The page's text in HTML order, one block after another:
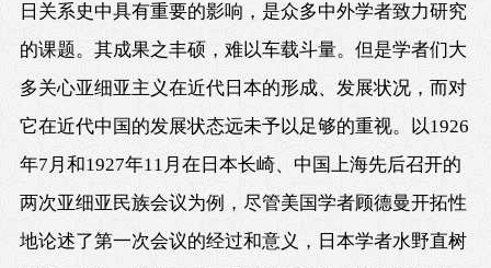
日关系史中具有重要的影响，是众多中外学者致力研究
的课题。其成果之丰硕，难以车载斗量。但是学者们大
多关心亚细亚主义在近代日本的形成、发展状况，而对
它在近代中国的发展状态远未予以足够的重视。以1926
年7月和1927年11月在日本长崎、中国上海先后召开的
两次亚细亚民族会议为例，尽管美国学者顾德曼开拓性
地论述了第一次会议的经过和意义，日本学者水野直树